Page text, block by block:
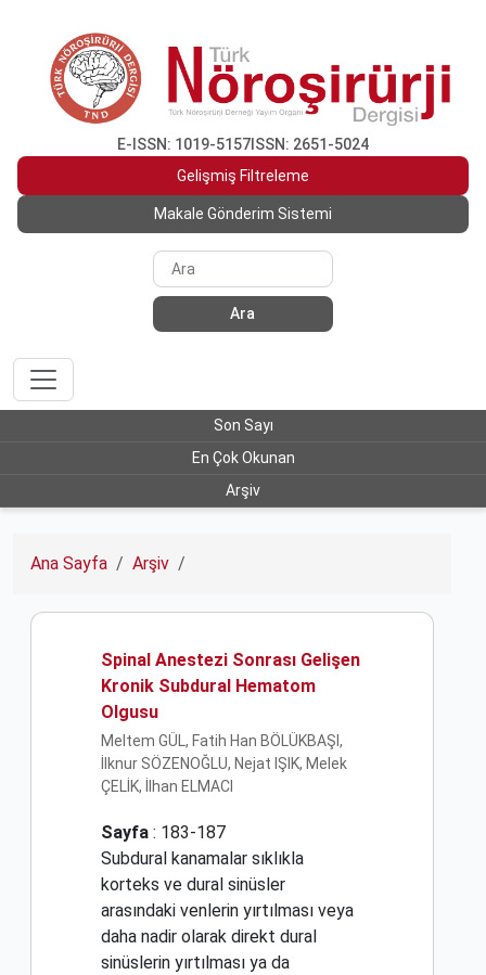
E-ISSN: 1019-5157 ISSN: 2651-5024
Gelişmiş Filtreleme
Makale Gönderim Sistemi
Ara
Son Sayı
En Çok Okunan
Arşiv
Ana Sayfa Arşiv
Spinal Anestezi Sonrası Gelişen
Kronik Subdural Hematom
Olgusu
Meltem GÜL, Fatih Han BÖLÜKBAŞI,
İlknur SÖZENOĞLU, Nejat IŞIK, Melek
ÇELİK, İlhan ELMACI
Sayfa : 183-187
Subdural kanamalar sıklıkla
korteks ve dural sinüsler
arasındaki venlerin yırtılması veya
daha nadir olarak direkt dural
sinüslerin yırtılması ya da